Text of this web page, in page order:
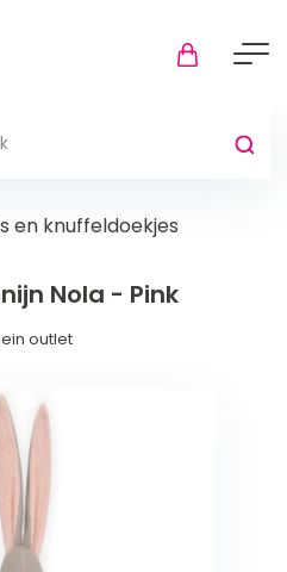
en knuffeldoekjes
Nola - Pink
outlet